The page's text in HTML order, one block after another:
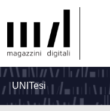
UNITesi